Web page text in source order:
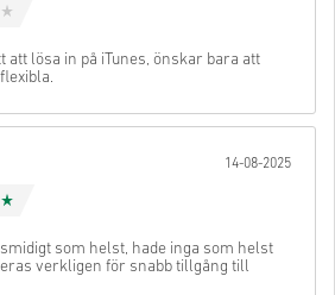
att lösa in på iTunes, önskar bara att
14-08-2025
som helst, hade inga som helst
verkligen för snabb tillgång till